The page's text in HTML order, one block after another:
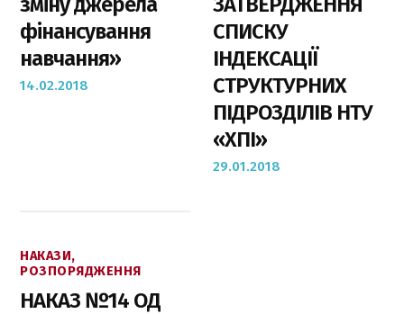
фінансування
навчання»
14.02.2018
СПИСКУ
ІНДЕКСАЦІЇ
СТРУКТУРНИХ
ПІДРОЗДІЛІВ НТУ
«ХПІ»
29.01.2018
НАКАЗИ,
РОЗПОРЯДЖЕННЯ
НАКАЗ №14 ОД